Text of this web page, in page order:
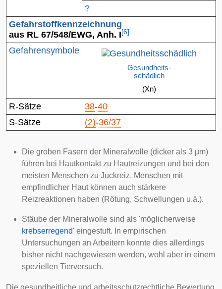
?
Gefahrstoffkennzeichnung
aus RL 67/548/EWG, Anh. I [6]
Gefahrensymbole
Gesundheits-
schädlich
(Xn)
R-Sätze 38-40
S-Sätze
(2)-36/37
Die groben Fasern der Mineralwolle (dicker als 3 µm)
führen bei Hautkontakt zu Hautreizungen und bei den
meisten Menschen zu Juckreiz. Menschen mit
empfindlicher Haut können auch stärkere
Reizreaktionen haben (Rötung, Schwellungen u.ä.).
Stäube der Mineralwolle sind als 'möglicherweise
krebserregend' eingestuft. In empirischen
Untersuchungen an Arbeitern konnte dies allerdings
bisher nicht nachgewiesen werden, wohl aber in einem
speziellen Tierversuch.
Die gesundheitliche und arbeitsschutzrechtliche Bewertung